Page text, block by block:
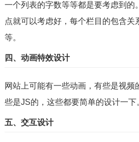
一个列表的字数等等都是要考虑到的
点就可以考虑好，每个栏目的包含关
等。
四、动画特效设计
网站上可能有一些动画，有些是视
些是JS的，这些都要简单的设计一下
五、交互设计